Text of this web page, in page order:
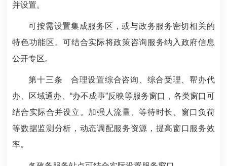
并设置。
可按需设置集成服务区，或与政务服务密切相关的
特色功能区。可结合实际将政策咨询服务纳入政府信息
公开专区。
第十三条合理设置综合咨询、综合受理、帮办代
办、区域通办、“办不成事”反映等服务窗口，各类窗口可
结合实际合并设立。加强人流量、等待时长、窗口负荷
等数据监测分析，动态调配服务资源，提高窗口服务效
率。